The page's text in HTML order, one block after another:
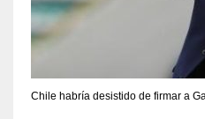
Chile habría desistido de firmar a